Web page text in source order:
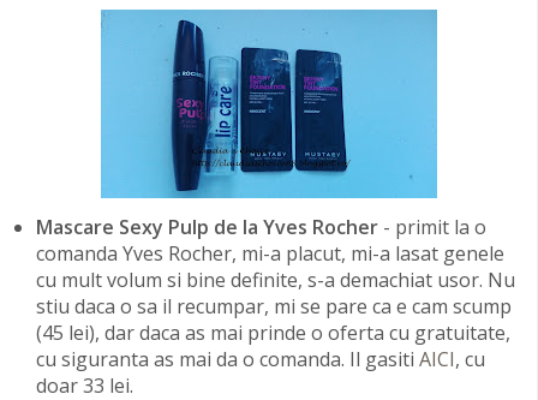
Mascare Sexy Pulp de la Yves Rocher - primit la o
comanda Yves Rocher, mi-a placut, mi-a lasat genele
cu mult volum si bine definite, s-a demachiat usor. Nu
stiu daca o sa il recumpar, mi se pare ca e cam scump
(45 lei), dar daca as mai prinde o oferta cu gratuitate,
cu siguranta as mai da o comanda. Il gasiti AICI, cu
doar 33 lei.